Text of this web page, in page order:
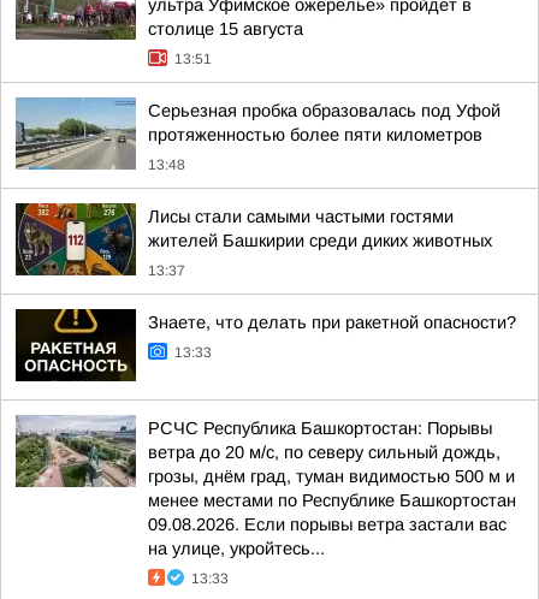
ультра Уфимское ожерелье» пройдет в
столице 15 августа
13:51
Серьезная пробка образовалась под Уфой
протяженностью более пяти километров
13:48
Лисы стали самыми частыми гостями
жителей Башкирии среди диких животных
13:37
Знаете, что делать при ракетной опасности?
13:33
РСЧС Республика Башкортостан: Порывы
ветра до 20 м/с, по северу сильный дождь,
грозы, днём град, туман видимостью 500 м и
менее местами по Республике Башкортостан
09.08.2026. Если порывы ветра застали вас
на улице, укройтесь...
13:33